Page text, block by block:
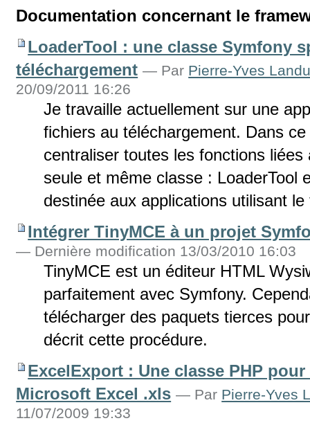
Documentation concernant le
LoaderTool : une classe Symfony
téléchargement — Par Pierre-Yves
20/09/2011 16:26
Je travaille actuellement sur une
fichiers au téléchargement. Dans
centraliser toutes les fonctions
seule et même classe : LoaderTool
destinée aux applications utilisant
Intégrer TinyMCE à un projet
— Dernière modification 13/03/2010 16:03
TinyMCE est un éditeur HTML
parfaitement avec Symfony.
télécharger des paquets tierces
décrit cette procédure.
ExcelExport : Une classe PHP
Microsoft Excel .xls — Par Pierre-Yves
11/07/2009 19:33